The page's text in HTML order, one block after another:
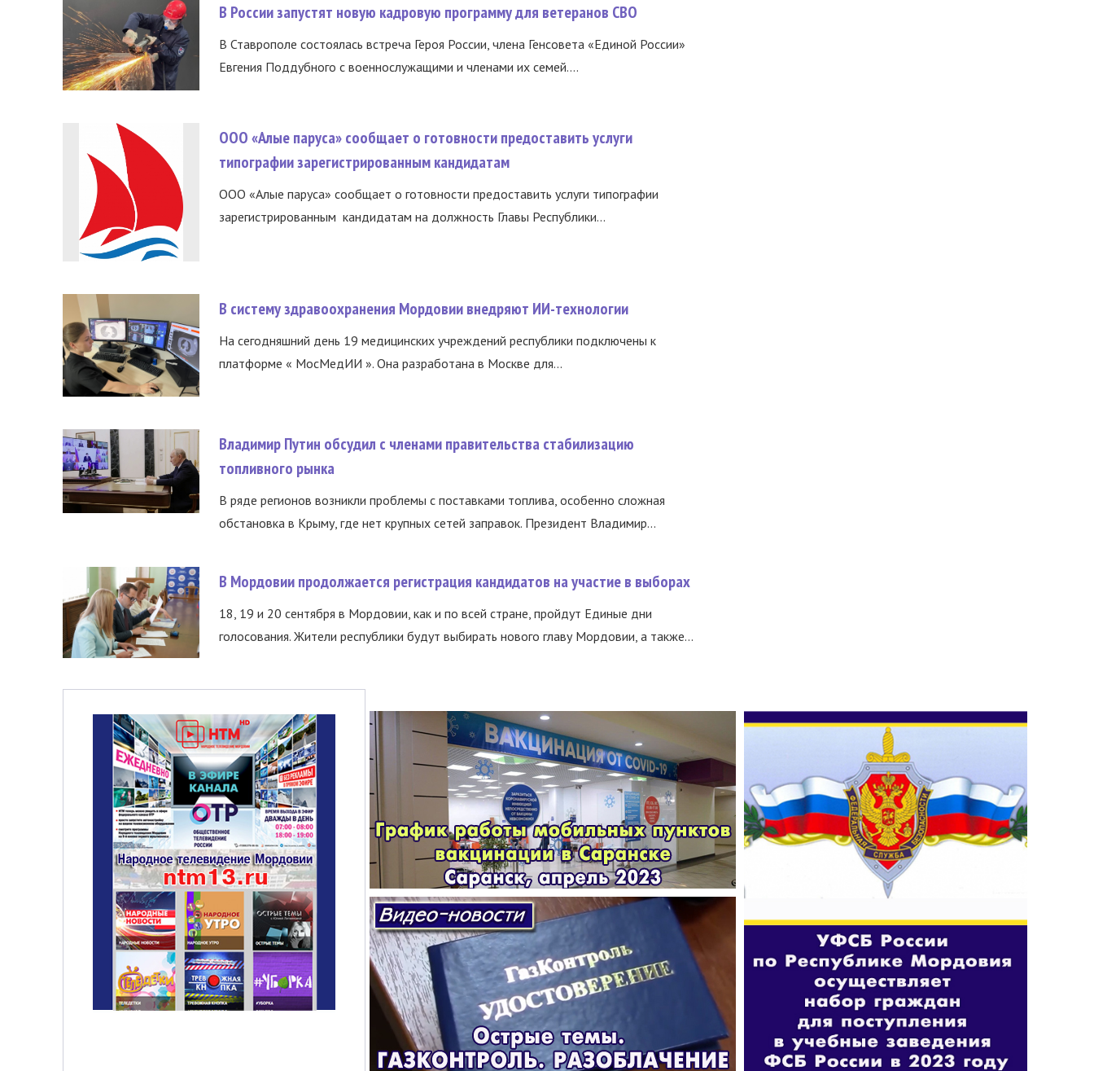
В России запустят новую кадровую программу для ветеранов СВО
В Ставрополе состоялась встреча Героя России, члена Генсовета «Единой России»
Евгения Поддубного с военнослужащими и членами их семей....
ООО «Алые паруса» сообщает о готовности предоставить услуги
типографии зарегистрированным кандидатам
ООО «Алые паруса» сообщает о готовности предоставить услуги типографии
зарегистрированным кандидатам на должность Главы Республики...
В систему здравоохранения Мордовии внедряют ИИ-технологии
На сегодняшний день 19 медицинских учреждений республики подключены к
платформе « МосМедИИ ». Она разработана в Москве для...
Владимир Путин обсудил с членами правительства стабилизацию
топливного рынка
В ряде регионов возникли проблемы с поставками топлива, особенно сложная
обстановка в Крыму, где нет крупных сетей заправок. Президент Владимир...
В Мордовии продолжается регистрация кандидатов на участие в выборах
18, 19 и 20 сентября в Мордовии, как и по всей стране, пройдут Единые дни
голосования. Жители республики будут выбирать нового главу Мордовии, а также...